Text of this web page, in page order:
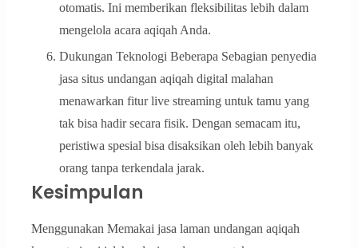
otomatis. Ini memberikan fleksibilitas lebih dalam
mengelola acara aqiqah Anda.
Dukungan Teknologi Beberapa Sebagian penyedia
jasa situs undangan aqiqah digital malahan
menawarkan fitur live streaming untuk tamu yang
tak bisa hadir secara fisik. Dengan semacam itu,
peristiwa spesial bisa disaksikan oleh lebih banyak
orang tanpa terkendala jarak.
Kesimpulan
Menggunakan Memakai jasa laman undangan aqiqah